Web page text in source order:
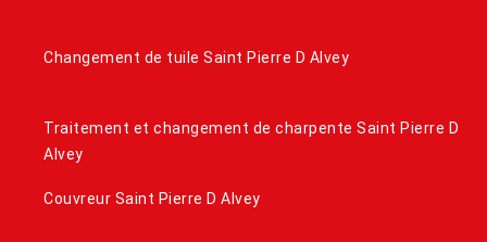
Changement de tuile Saint Pierre D Alvey
Traitement et changement de charpente Saint Pierre D
Alvey
Couvreur Saint Pierre D Alvey